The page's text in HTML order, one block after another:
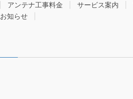
アンテナ工事料金 サービス案内
お知らせ